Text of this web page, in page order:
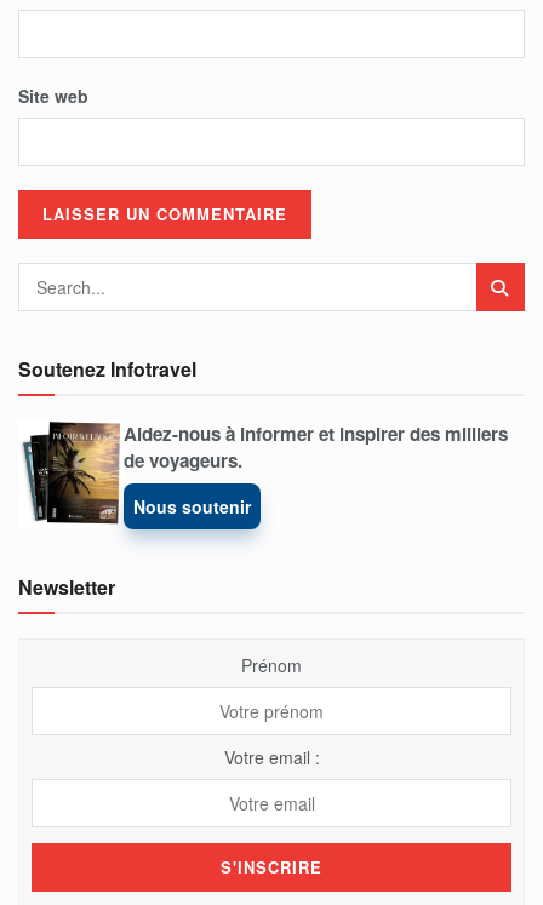
Site web
Soutenez Infotravel
Aidez-nous à informer et inspirer des milliers
de voyageurs.
Nous soutenir
Newsletter
Prénom
Votre email :